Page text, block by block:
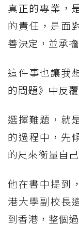
真正的專業，
的責任，是面
善決定，並承
這件事也讓我
的問題》中反
選擇難題，就
的過程中，先
的尺來衡量自
他在書中提到
港大學副校長
到香港，整個